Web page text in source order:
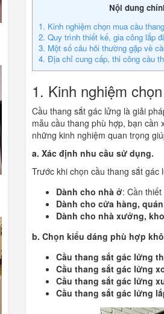
Nội dung
1. Kinh nghiệm chọn mua cầu
2. Quy trình thiết kế, gia công lắp
3. Một số câu hỏi thường gặp về
4. Địa chỉ cung cấp, thi công cầu
1. Kinh nghiệm
Cầu thang sắt gác lửng là giải
mẫu cầu thang phù hợp, bạn
những kinh nghiệm quan trọng
a. Xác định nhu cầu sử dụng.
Trước khi chọn cầu thang sắt
Dành cho nhà ở: Cần
Dành cho cửa hàng,
Dành cho nhà xưởng,
b. Chọn kiểu dáng phù hợp
Cầu thang sắt gác lửng
Cầu thang sắt gác lửng
Cầu thang sắt gác lửng
Cầu thang sắt gác lửng